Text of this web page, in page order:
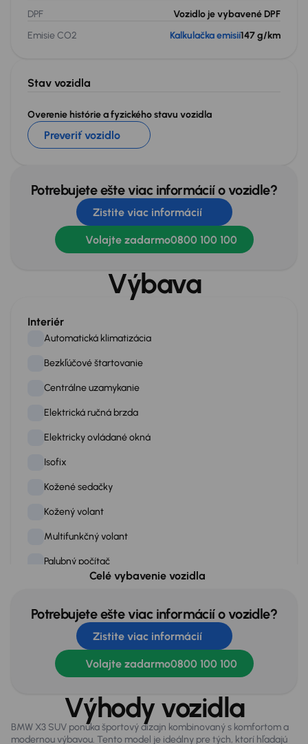
Stav vozidla
Overenie histórie a fyzického stavu vozidla
Preveriť vozidlo
DPF
Vozidlo je vybavené DPF
Emisie CO2
Kalkulačka emisií147 g/km
Potrebujete ešte viac informácií o vozidle?
Zistite viac informácií
Volajte zadarmo0800 100 100
Výbava
Interiér
Automatická klimatizácia
Bezkľúčové štartovanie
Centrálne uzamykanie
Elektrická ručná brzda
Elektricky ovládané okná
Isofix
Kožené sedačky
Kožený volant
Multifunkčný volant
Palubný počítač
Rádio
Roletky zadných okien
Stop štart systém
Tónované okná
Vyhrievané predné sedadlá
Celé vybavenie vozidla
Potrebujete ešte viac informácií o vozidle?
Zistite viac informácií
Volajte zadarmo0800 100 100
Výhody vozidla
BMW X3 SUV ponúka športový dizajn kombinovaný s komfortom a
modernou výbavou. Tento model je ideálny pre tých, ktorí hľadajú